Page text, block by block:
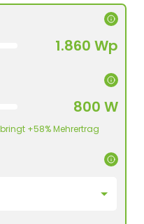
1.860 Wp
800 W
+58% Mehrertrag